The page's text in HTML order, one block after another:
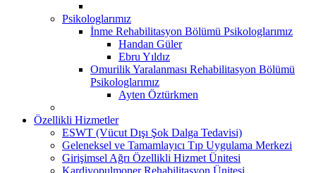
Psikologlarımız
İnme Rehabilitasyon Bölümü Psikologlarımız
Handan Güler
Ebru Yıldız
Omurilik Yaralanması Rehabilitasyon Bölümü
Psikologlarımız
Ayten Öztürkmen
Özellikli Hizmetler
ESWT (Vücut Dışı Şok Dalga Tedavisi)
Geleneksel ve Tamamlayıcı Tıp Uygulama Merkezi
Girişimsel Ağrı Özellikli Hizmet Ünitesi
Kardiyopulmoner Rehabilitasyon Ünitesi